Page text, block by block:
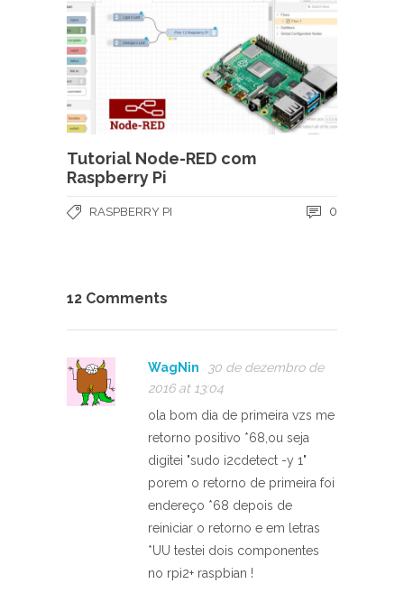
Tutorial Node-RED com
Raspberry Pi
RASPBERRY PI 0
12 Comments
WagNin
30 de dezembro de
2016 at 13:04
ola bom dia de primeira vzs me
retorno positivo *68,ou seja
digitei "sudo i2cdetect -y 1"
porem o retorno de primeira foi
endereço *68 depois de
reiniciar o retorno e em letras
*UU testei dois componentes
no rpi2+ raspbian !